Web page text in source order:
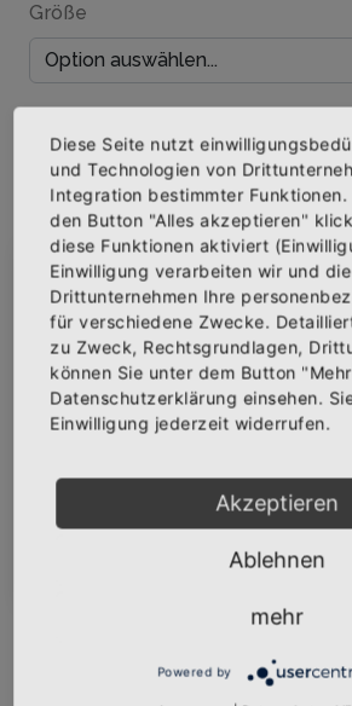
Größe
IN DEN
AUF DIE
BESCHREIBUNG INFOS
Über den Artikel
Qualitäts T-Shirt mit
Nackenband
Abonniere jetzt unseren
Bekomme die aktuellsten
Produkte und zudem einen
deine nächste Bestellung.
Abonnieren
Diese Seite nutzt
und Technologien von
Integration bestimmter Funktionen.
den Button "Alles akzeptieren"
diese Funktionen aktiviert
Einwilligung verarbeiten wir und
Drittunternehmen Ihre
für verschiedene Zwecke.
zu Zweck, Rechtsgrundlagen,
können Sie unter dem Button
Datenschutzerklärung einsehen.
Einwilligung jederzeit widerrufen.
Akzeptieren
Ablehnen
mehr
Powered by